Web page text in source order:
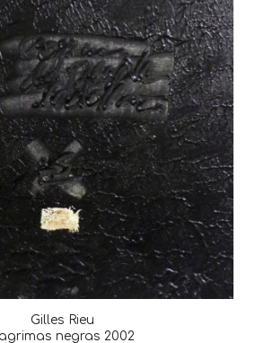
Gilles Rieu
negras 2002